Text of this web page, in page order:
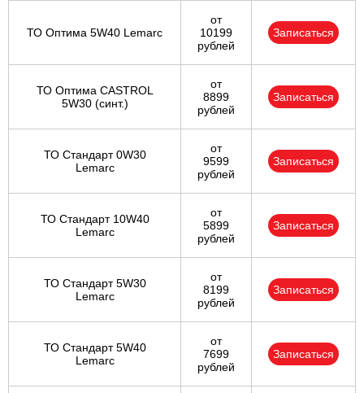
ТО Оптима 5W40 Lemarc
от
10199
рублей
Записаться
ТО Оптима CASTROL
5W30 (синт.)
от
8899
рублей
Записаться
ТО Стандарт 0W30
Lemarc
от
9599
рублей
Записаться
ТО Стандарт 10W40
Lemarc
от
5899
рублей
Записаться
ТО Стандарт 5W30
Lemarc
от
8199
рублей
Записаться
ТО Стандарт 5W40
Lemarc
от
7699
рублей
Записаться